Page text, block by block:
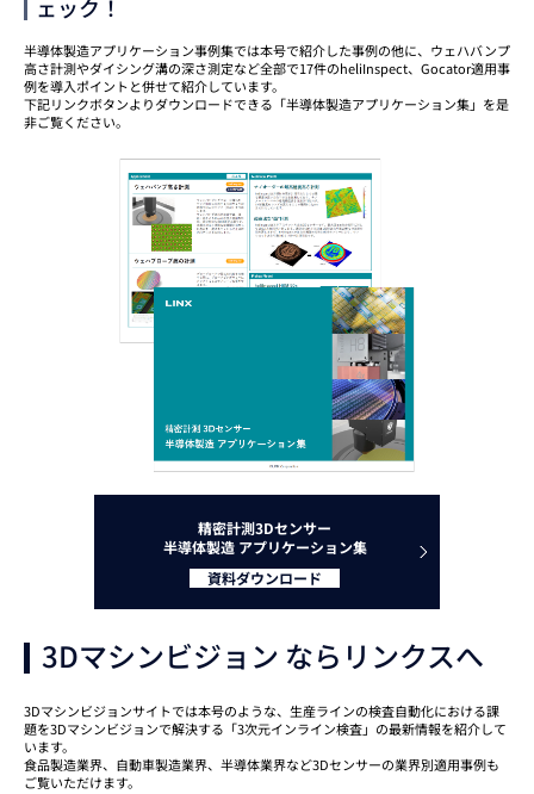
ェック！
半導体製造アプリケーション事例集では本号で紹介した事例の他に、ウェハバンプ
高さ計測やダイシング溝の深さ測定など全部で17件のheliInspect、Gocator適用事
例を導入ポイントと併せて紹介しています。
下記リンクボタンよりダウンロードできる「半導体製造アプリケーション集」を是
非ご覧ください。
精密計測3Dセンサー
半導体製造 アプリケーション集
資料ダウンロード
3Dマシンビジョン ならリンクスへ
3Dマシンビジョンサイトでは本号のような、生産ラインの検査自動化における課
題を3Dマシンビジョンで解決する「3次元インライン検査」の最新情報を紹介して
います。
食品製造業界、自動車製造業界、半導体業界など3Dセンサーの業界別適用事例も
ご覧いただけます。